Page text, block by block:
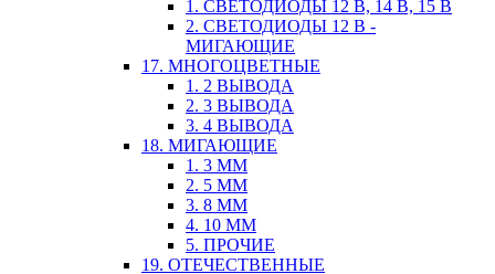
1. СВЕТОДИОДЫ 12 В, 14 В, 15 В
2. СВЕТОДИОДЫ 12 В -
МИГАЮЩИЕ
17. МНОГОЦВЕТНЫЕ
1. 2 ВЫВОДА
2. 3 ВЫВОДА
3. 4 ВЫВОДА
18. МИГАЮЩИЕ
1. 3 ММ
2. 5 ММ
3. 8 ММ
4. 10 ММ
5. ПРОЧИЕ
19. ОТЕЧЕСТВЕННЫЕ